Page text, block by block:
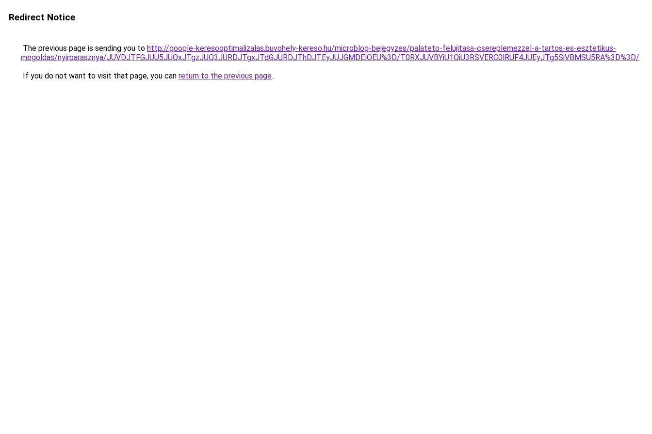
Redirect Notice
The previous page is sending you to http://google-keresooptimalizalas.buvohely-kereso.hu/microblog-bejegyzes/palateto-felujitasa-csereplemezzel-a-tartos-es-esztetikus-
megoldas/nyirparasznya/JUVDJTFGJUU5JUQxJTgzJUQ3JURDJTgxJTdGJURDJThDJTEyJUJGMDElOEU%3D/T0RXJUVBYiU1QiU3RSVERC0lRUF4JUEyJTg5SiVBMSU5RA%3D%3D/.
If you do not want to visit that page, you can return to the previous page.